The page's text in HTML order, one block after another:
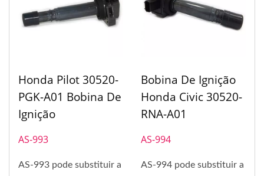
Honda Pilot 30520-
PGK-A01 Bobina De
Ignição
AS-993
AS-993 pode substituir a
Bobina De Ignição
Honda Civic 30520-
RNA-A01
AS-994
AS-994 pode substituir a